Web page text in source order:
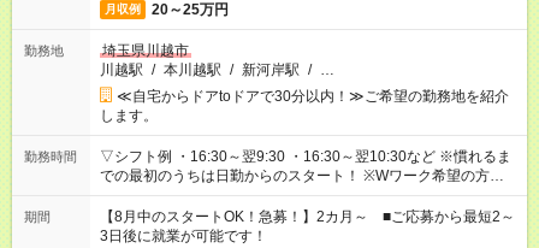
月収例 20～25万円
勤務地
埼玉県川越市
川越駅 / 本川越駅 / 新河岸駅 / …
≪自宅からドアtoドアで30分以内！≫ご希望の勤務地を紹介
します。
勤務時間
▽シフト例 ・16:30～翌9:30 ・16:30～翌10:30など ※慣れるま
での最初のうちは日勤からのスタート！ ※Wワーク希望の方へ
今ご覧のお仕事で希望する勤務時間と、もう1つのお仕事の勤務
時間。 合計で週40時間を超える場合は応募できません。
期間
【8月中のスタートOK！急募！】2カ月～ ■ご応募から最短2～
3日後に就業が可能です！